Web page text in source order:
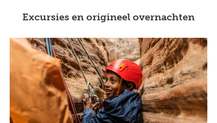
Excursies en origineel overnachten
Previous Next